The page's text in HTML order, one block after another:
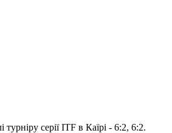
серії ITF в Каїрі - 6:2, 6:2.